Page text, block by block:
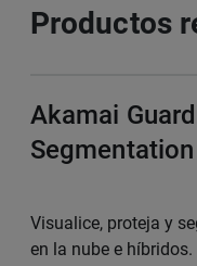
Productos
Akamai
Segmentation
Visualice, proteja y
en la nube e híbridos.